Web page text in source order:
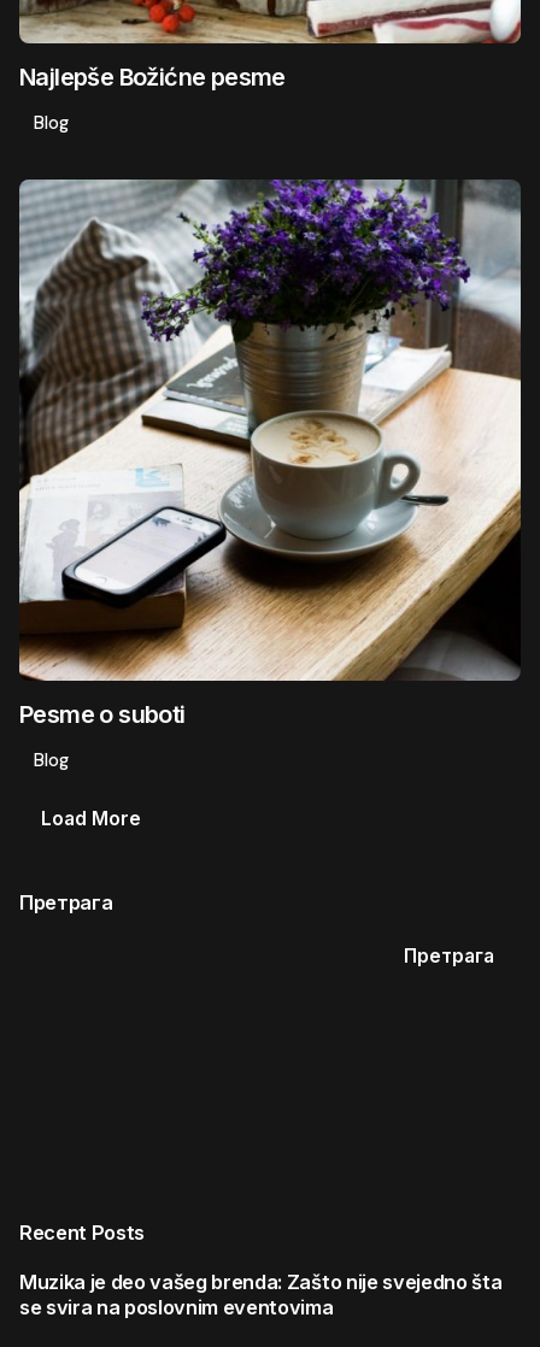
Претрага
Претрага
Recent Posts
Muzika je deo vašeg brenda: Zašto nije svejedno šta
se svira na poslovnim eventovima
Najlepše Božićne pesme
Blog
Pesme o suboti
Blog
Load More